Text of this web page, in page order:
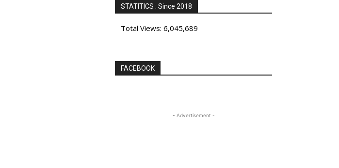
STATITICS : Since 2018
Total Views: 6,045,689
FACEBOOK
- Advertisement -